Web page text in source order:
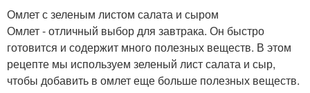
Омлет с зеленым листом салата и сыром
Омлет - отличный выбор для завтрака. Он быстро
готовится и содержит много полезных веществ. В этом
рецепте мы используем зеленый лист салата и сыр,
чтобы добавить в омлет еще больше полезных веществ.